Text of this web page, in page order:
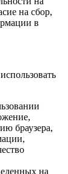
на сбор,
в
браузера,
на